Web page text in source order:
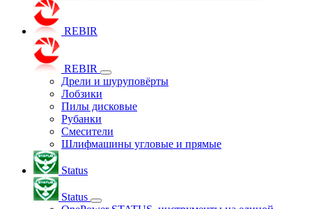
REBIR
REBIR
Дрели и шуруповёрты
Лобзики
Пилы дисковые
Рубанки
Смесители
Шлифмашины угловые и прямые
Status
Status